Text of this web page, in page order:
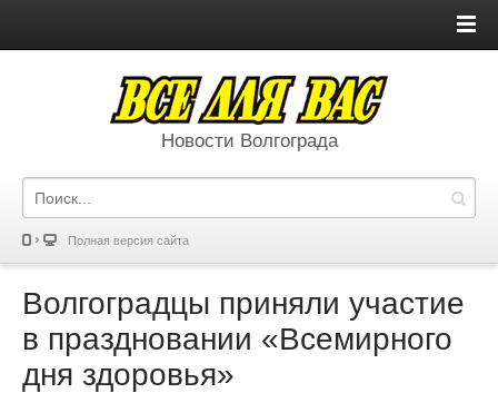
Новости Волгограда
Полная версия сайта
Волгоградцы приняли участие
в праздновании «Всемирного
дня здоровья»